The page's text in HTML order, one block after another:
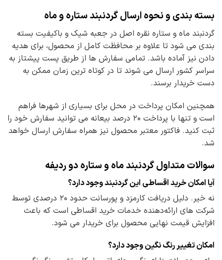
بسته بندی و نحوه ارسال گردنبند ستاره و ماه
گردنبند ماه و ستاره نقره اصل در جعبه شیک و باکیفیت بسته
بندی می شود تا علاوه بر محافظت کامل از محصول، برای هدیه
دادن نیز آماده باشد. تمامی سفارش ها از طریق پست پیشتاز به
سراسر کشور ارسال می شوند تا در کوتاه ترین زمان ممکن به
دست خریدار برسند.
همچنین امکان پرداخت در محل برای بسیاری از شهرها فراهم
است و تنها با پرداخت ۲۰ درصد بیعانه می توانید سفارش خود را
ثبت کنید. فاکتور معتبر محصول نیز همراه سفارش ارسال خواهد
شد.
سوالات متداول گردنبند ماه و ستاره دو ردیفه
آیا امکان خرید اقساطی این گردنبند وجود دارد؟
نه خیر. دلیل دریافت کارمزد و پورسانت حدود ۲۰ درصدی توسط
شرکت های ارائه‌دهنده خدمات خرید اقساطی است که باعث
افزایش قیمت نهایی محصول برای خریدار می شود.
امکان تغییر رنگ نگین وجود دارد؟